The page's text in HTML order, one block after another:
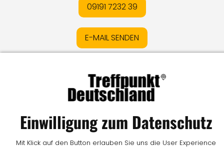
09191 7232 39
E-MAIL SENDEN
DatenschutzIOnline-Streitschlichtung
MediadatenIKontakt IVertrag widerrufen
© LW Medien GmbH
Einwilligung zum Datenschutz
Mit Klick auf den Button erlauben Sie uns die User Experience